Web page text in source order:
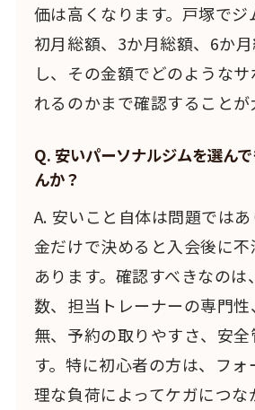
価は高くなります。戸塚でジ
初月総額、3か月総額、6か
し、その金額でどのような
れるのかまで確認することが
Q. 安いパーソナルジムを選ん
んか？
A. 安いこと自体は問題では
金だけで決めると入会後に
あります。確認すべきなのは
数、担当トレーナーの専門
無、予約の取りやすさ、安
す。特に初心者の方は、フ
理な負荷によってケガにつな